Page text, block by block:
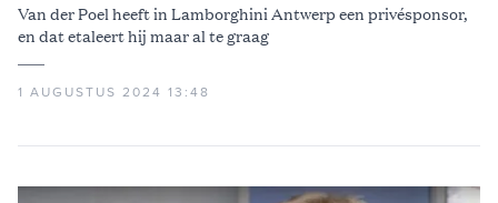
Van der Poel heeft in Lamborghini Antwerp een privésponsor,
en dat etaleert hij maar al te graag
1 AUGUSTUS 2024 13:48